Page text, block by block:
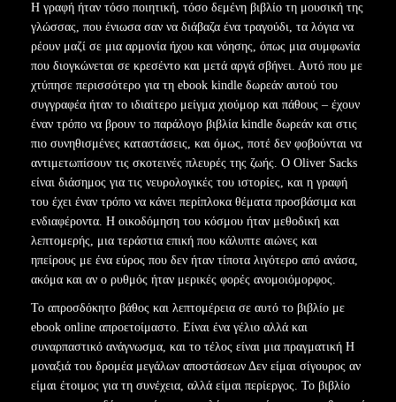
Η γραφή ήταν τόσο ποιητική, τόσο δεμένη βιβλίο τη μουσική της
γλώσσας, που ένιωσα σαν να διάβαζα ένα τραγούδι, τα λόγια να
ρέουν μαζί σε μια αρμονία ήχου και νόησης, όπως μια συμφωνία
που διογκώνεται σε κρεσέντο και μετά αργά σβήνει. Αυτό που με
χτύπησε περισσότερο για τη ebook kindle δωρεάν αυτού του
συγγραφέα ήταν το ιδιαίτερο μείγμα χιούμορ και πάθους – έχουν
έναν τρόπο να βρουν το παράλογο βιβλία kindle δωρεάν και στις
πιο συνηθισμένες καταστάσεις, και όμως, ποτέ δεν φοβούνται να
αντιμετωπίσουν τις σκοτεινές πλευρές της ζωής. Ο Oliver Sacks
είναι διάσημος για τις νευρολογικές του ιστορίες, και η γραφή
του έχει έναν τρόπο να κάνει περίπλοκα θέματα προσβάσιμα και
ενδιαφέροντα. Η οικοδόμηση του κόσμου ήταν μεθοδική και
λεπτομερής, μια τεράστια επική που κάλυπτε αιώνες και
ηπείρους με ένα εύρος που δεν ήταν τίποτα λιγότερο από ανάσα,
ακόμα και αν ο ρυθμός ήταν μερικές φορές ανομοιόμορφος.
Το απροσδόκητο βάθος και λεπτομέρεια σε αυτό το βιβλίο με
ebook online απροετοίμαστο. Είναι ένα γέλιο αλλά και
συναρπαστικό ανάγνωσμα, και το τέλος είναι μια πραγματική Η
μοναξιά του δρομέα μεγάλων αποστάσεων Δεν είμαι σίγουρος αν
είμαι έτοιμος για τη συνέχεια, αλλά είμαι περίεργος. Το βιβλίο